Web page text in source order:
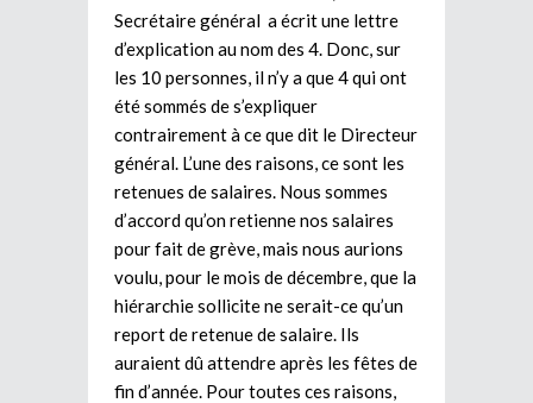
Secrétaire général a écrit une lettre
d’explication au nom des 4. Donc, sur
les 10 personnes, il n’y a que 4 qui ont
été sommés de s’expliquer
contrairement à ce que dit le Directeur
général. L’une des raisons, ce sont les
retenues de salaires. Nous sommes
d’accord qu’on retienne nos salaires
pour fait de grève, mais nous aurions
voulu, pour le mois de décembre, que la
hiérarchie sollicite ne serait-ce qu’un
report de retenue de salaire. Ils
auraient dû attendre après les fêtes de
fin d’année. Pour toutes ces raisons,